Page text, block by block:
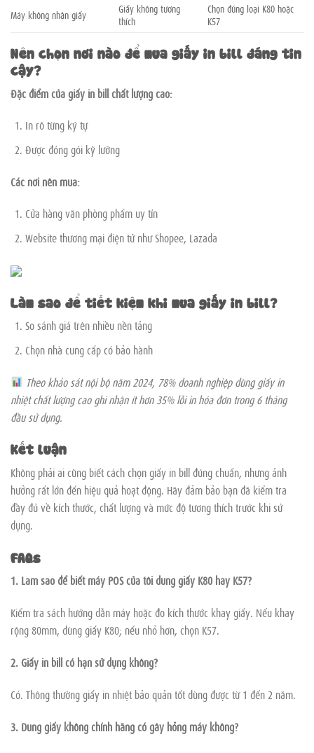
Máy không nhận giấy
Giấy không tương
thích
Chọn đúng loại K80 hoặc
K57
Nên chọn nơi nào để mua giấy in bill đáng tin
cậy?
Đặc điểm của giấy in bill chất lượng cao:
In rõ từng ký tự
Được đóng gói kỹ lưỡng
Các nơi nên mua:
Cửa hàng văn phòng phẩm uy tín
Website thương mại điện tử như Shopee, Lazada
Làm sao để tiết kiệm khi mua giấy in bill?
So sánh giá trên nhiều nền tảng
Chọn nhà cung cấp có bảo hành
Theo khảo sát nội bộ năm 2024, 78% doanh nghiệp dùng giấy in
nhiệt chất lượng cao ghi nhận ít hơn 35% lỗi in hóa đơn trong 6 tháng
đầu sử dụng.
Kết luận
Không phải ai cũng biết cách chọn giấy in bill đúng chuẩn, nhưng ảnh
hưởng rất lớn đến hiệu quả hoạt động. Hãy đảm bảo bạn đã kiểm tra
đầy đủ về kích thước, chất lượng và mức độ tương thích trước khi sử
dụng.
FAQs
1. Làm sao để biết máy POS của tôi dùng giấy K80 hay K57?
Kiểm tra sách hướng dẫn máy hoặc đo kích thước khay giấy. Nếu khay
rộng 80mm, dùng giấy K80; nếu nhỏ hơn, chọn K57.
2. Giấy in bill có hạn sử dụng không?
Có. Thông thường giấy in nhiệt bảo quản tốt dùng được từ 1 đến 2 năm.
3. Dùng giấy không chính hãng có gây hỏng máy không?